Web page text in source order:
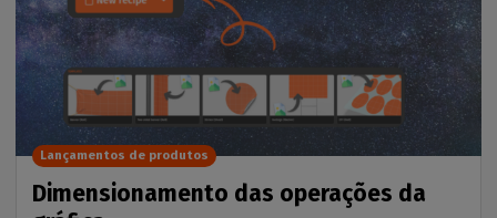
Dimensionamento das operações da
Lançamentos de produtos